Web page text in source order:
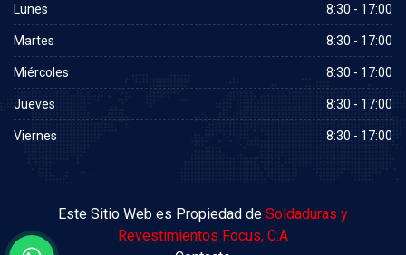
Lunes 8:30 - 17:00
Martes 8:30 - 17:00
Miércoles 8:30 - 17:00
Jueves 8:30 - 17:00
Viernes 8:30 - 17:00
Este Sitio Web es Propiedad de Soldaduras y
Revestimientos Focus, C.A